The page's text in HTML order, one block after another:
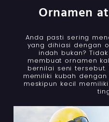
Ornamen
Anda pasti sering
yang dihiasi dengan
indah bukan?
membuat ornamen
bernilai seni
memiliki kubah
meskipun kecil